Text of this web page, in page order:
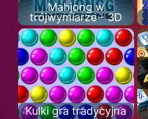
Mahjong w
trójwymiarze - 3D
Kulki gra tradycyjna